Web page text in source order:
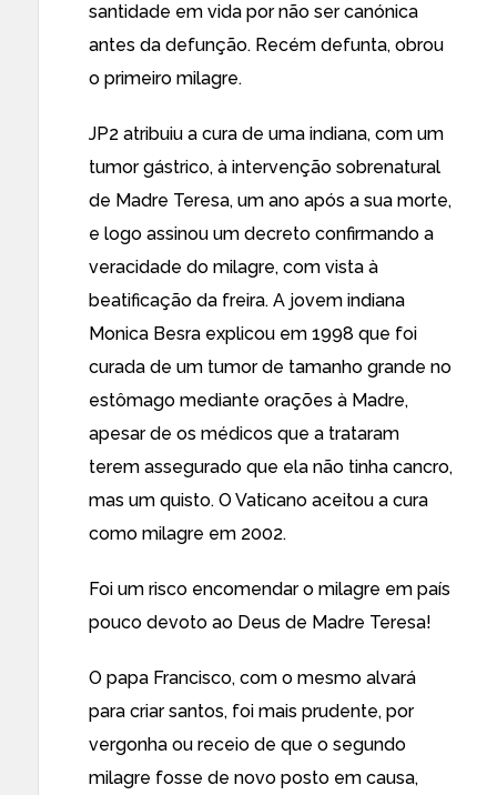
santidade em vida por não ser canónica
antes da defunção. Recém defunta, obrou
o primeiro milagre.
JP2 atribuiu a cura de uma indiana, com um
tumor gástrico, à intervenção sobrenatural
de Madre Teresa, um ano após a sua morte,
e logo assinou um decreto confirmando a
veracidade do milagre, com vista à
beatificação da freira. A jovem indiana
Monica Besra explicou em 1998 que foi
curada de um tumor de tamanho grande no
estômago mediante orações à Madre,
apesar de os médicos que a trataram
terem assegurado que ela não tinha cancro,
mas um quisto. O Vaticano aceitou a cura
como milagre em 2002.
Foi um risco encomendar o milagre em país
pouco devoto ao Deus de Madre Teresa!
O papa Francisco, com o mesmo alvará
para criar santos, foi mais prudente, por
vergonha ou receio de que o segundo
milagre fosse de novo posto em causa,